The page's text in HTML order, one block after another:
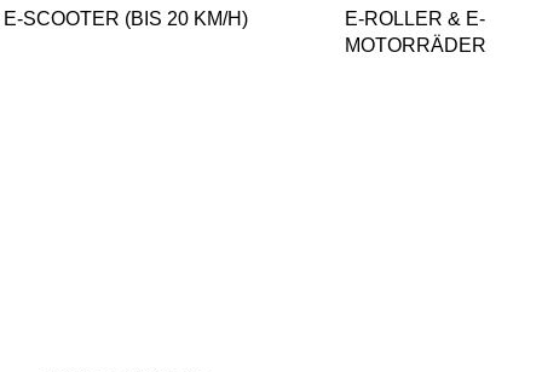
E-SCOOTER (BIS 20 KM/H)
E-ROLLER & E-
MOTORRÄDER